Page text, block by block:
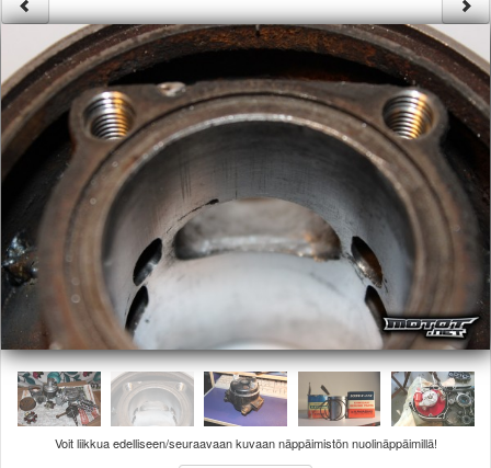
Säännöt ja ohjeet
Uudet ajoneuvot
Uudet kuvat
Uudet videot
Uudet kommentit
MYYDÄÄN
Haku
Ohjeet
Ajoneuvot
Osat
TIETOPANKKI
TAPAHTUMAT
MP15 kuvia
MP14 kuvia
MP13 kuvia
ACS 2015 kuvia
Lisää uusi tapahtuma
UUTISET
Voit liikkua edelliseen/seuraavaan kuvaan näppäimistön nuolinäppäimillä!